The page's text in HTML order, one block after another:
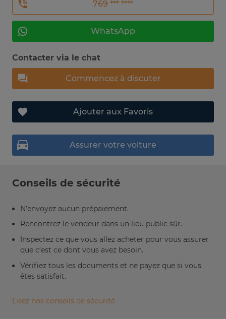
769 *** ****
WhatsApp
Contacter via le chat
Commencez à discuter
Ajouter aux Favoris
Assurer votre voiture
Conseils de sécurité
N’envoyez aucun prépaiement.
Rencontrez le vendeur dans un lieu public sûr.
Inspectez ce que vous allez acheter pour vous assurer
que c’est ce dont vous avez besoin.
Vérifiez tous les documents et ne payez que si vous
êtes satisfait.
Lisez nos conseils de sécurité